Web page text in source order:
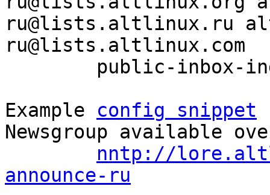
ru@lists.altlinux.ru
ru@lists.altlinux.com
Example config snippet
Newsgroup available
nntp://
announce-ru